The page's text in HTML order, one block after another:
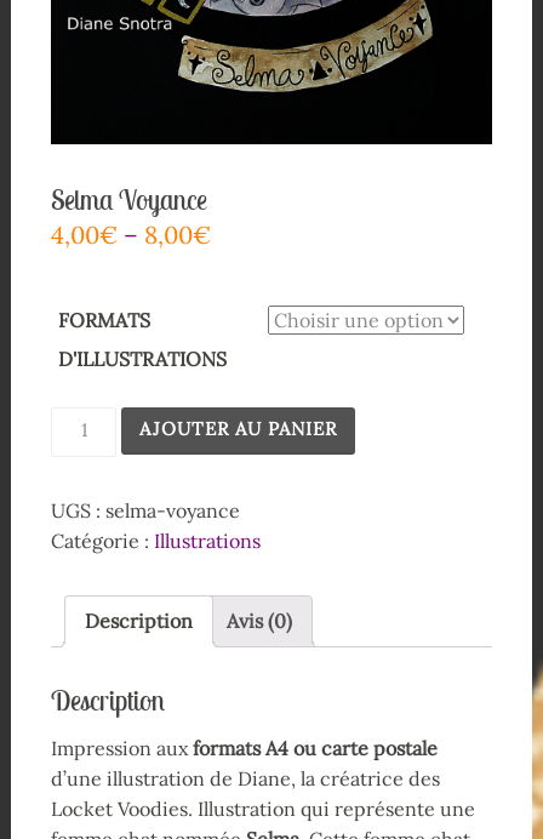
Selma Voyance
4,00€– 8,00€
FORMATS
D'ILLUSTRATIONS
AJOUTER AU PANIER
UGS : selma-voyance
Catégorie : Illustrations
Description Avis (0)
Description
Impression auxformats A4 ou carte postale
d’une illustration de Diane, la créatrice des
Locket Voodies. Illustration qui représente une